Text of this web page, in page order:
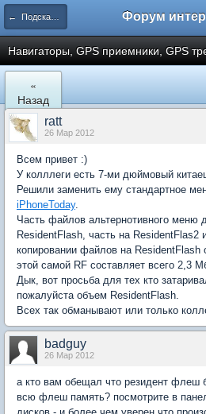
← Подскажите где купить
Навигаторы, GPS приемники, GPS
«
Назад
ratt
26 Мар 2012
Всем привет :)
У колллеги есть 7-ми дюймовый
Решили заменить ему стандартное
iPhoneToday.
Часть файлов альтернотивного меню
ResidentFlash, часть на ResidentFlas2
копировании файлов на ResidentFlash
этой самой RF составляет всего 2,3
Дык, вот просьба для тех кто
пожалуйста объем ResidentFlash.
Всех так обманывают или только
badguy
26 Мар 2012
а кто вам обещал что резидент флеш
всю флеш память? посмотрите в